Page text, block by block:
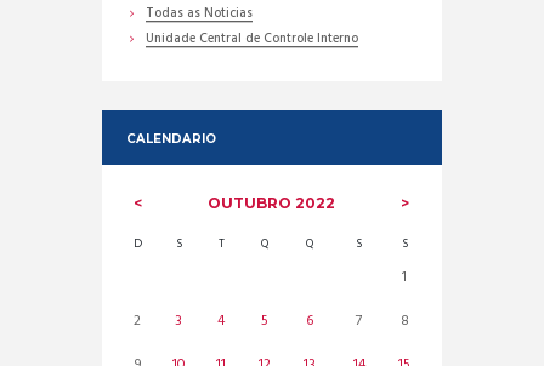
Todas as Noticias
Unidade Central de Controle Interno
CALENDARIO
OUTUBRO 2022
D S T Q Q S S
1
2
3 4 5 6 7
8